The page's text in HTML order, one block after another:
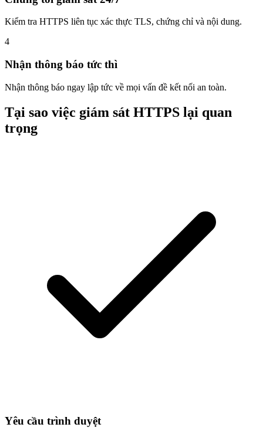
Kiểm tra HTTPS liên tục xác thực TLS, chứng chỉ và nội dung.
4
Nhận thông báo tức thì
Nhận thông báo ngay lập tức về mọi vấn đề kết nối an toàn.
Tại sao việc giám sát HTTPS lại quan
trọng
Yêu cầu trình duyệt